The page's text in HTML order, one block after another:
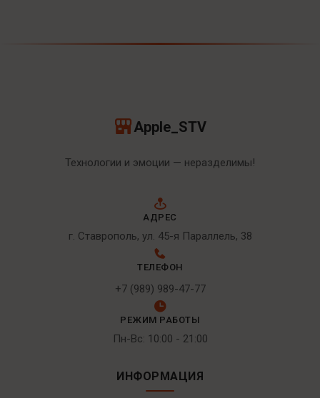
Apple_STV
Технологии и эмоции — неразделимы!
АДРЕС
г. Ставрополь, ул. 45-я Параллель, 38
ТЕЛЕФОН
+7 (989) 989-47-77
РЕЖИМ РАБОТЫ
Пн-Вс: 10:00 - 21:00
ИНФОРМАЦИЯ